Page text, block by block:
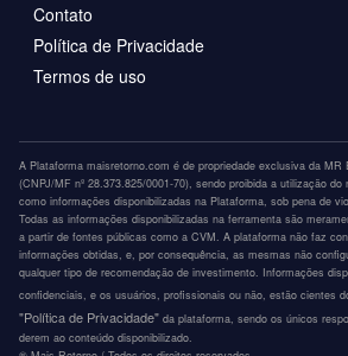
Contato
Política de Privacidade
Termos de uso
A Plataforma maisretorno.com é de propriedade exclusiva da MR
(CNPJ/MF nº 28.373.825/0001-70), sendo proibida a utilização
como informações disponibilizadas na Plataforma, sob pena de
Todas as informações disponibilizadas na ferramenta são
a partir de fontes públicas como a CVM. A plataforma não faz
informações obtidas, e, por consequência, as mesmas não
qualquer tipo de recomendação de investimento. Informações
confidenciais, e os usuários, profissionais ou não, estão cientes
"Política de Privacidade" da plataforma, sendo os únicos
derem ao conteúdo disponibilizado.